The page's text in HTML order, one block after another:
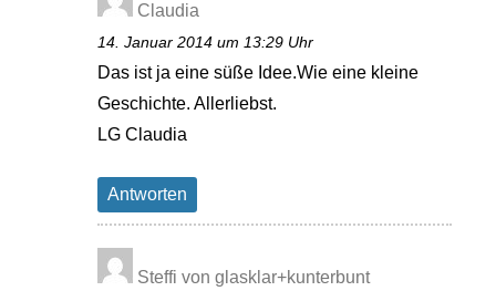
Claudia
14. Januar 2014 um 13:29 Uhr
Das ist ja eine süße Idee.Wie eine kleine
Geschichte. Allerliebst.
LG Claudia
Antworten
Steffi von glasklar+kunterbunt